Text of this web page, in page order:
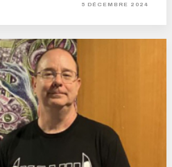
5 DÉCEMBRE 2024